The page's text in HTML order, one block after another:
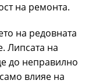
на ремонта.
на редовната
Липсата на
до неправилно
влияе на